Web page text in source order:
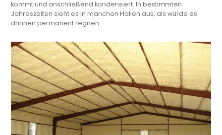
kommt und anschließend kondensiert. In bestimmten
Jahreszeiten sieht es in manchen Hallen aus, als würde es
drinnen permanent regnen.